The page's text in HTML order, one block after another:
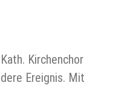
Kirchenchor
Ereignis. Mit